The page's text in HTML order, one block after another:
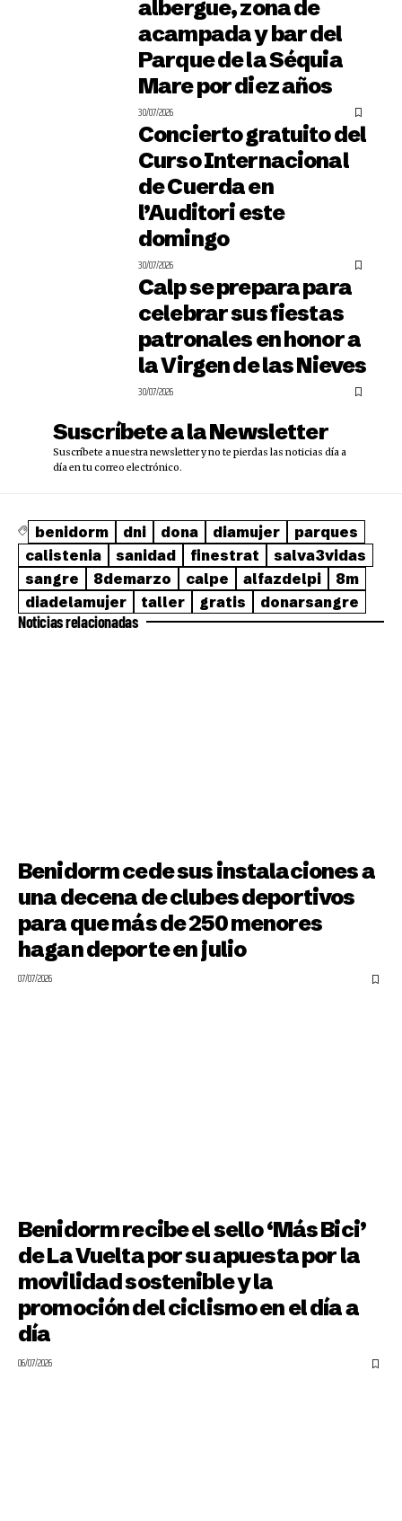
albergue, zona de
acampada y bar del
Parque de la Séquia
Mare por diez años
30/07/2026
Concierto gratuito del
Curso Internacional
de Cuerda en
l’Auditori este
domingo
30/07/2026
Calp se prepara para
celebrar sus fiestas
patronales en honor a
la Virgen de las Nieves
30/07/2026
Suscríbete a la Newsletter
Suscríbete a nuestra newsletter y no te pierdas las noticias día a
día en tu correo electrónico.
benidorm dni dona diamujer
parques
calistenia
sanidad finestrat
salva3vidas
sangre
8demarzo calpe alfazdelpi
8m
diadelamujer
taller gratis donarsangre
Noticias relacionadas
Benidorm cede sus instalaciones a
una decena de clubes deportivos
para que más de 250 menores
hagan deporte en julio
07/07/2026
Benidorm recibe el sello ‘Más Bici’
de La Vuelta por su apuesta por la
movilidad sostenible y la
promoción del ciclismo en el día a
día
06/07/2026